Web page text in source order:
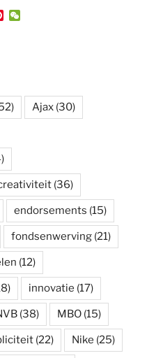
P
s
t
Ajax (30)
(36)
endorsements (15)
fondsenwerving (21)
(12)
innovatie (17)
(38) MBO (15)
(22) Nike (25)